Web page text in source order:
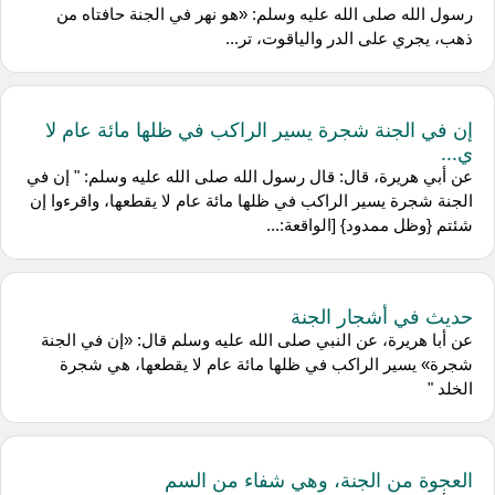
رسول الله صلى الله عليه وسلم: «هو نهر في الجنة حافتاه من
ذهب، يجري على الدر والياقوت، تر...
إن في الجنة شجرة يسير الراكب في ظلها مائة عام لا
ي...
عن أبي هريرة، قال: قال رسول الله صلى الله عليه وسلم: " إن في
الجنة شجرة يسير الراكب في ظلها مائة عام لا يقطعها، واقرءوا إن
شئتم {وظل ممدود} [الواقعة:...
حديث في أشجار الجنة
عن أبا هريرة، عن النبي صلى الله عليه وسلم قال: «إن في الجنة
شجرة» يسير الراكب في ظلها مائة عام لا يقطعها، هي شجرة
الخلد "
العجوة من الجنة، وهي شفاء من السم